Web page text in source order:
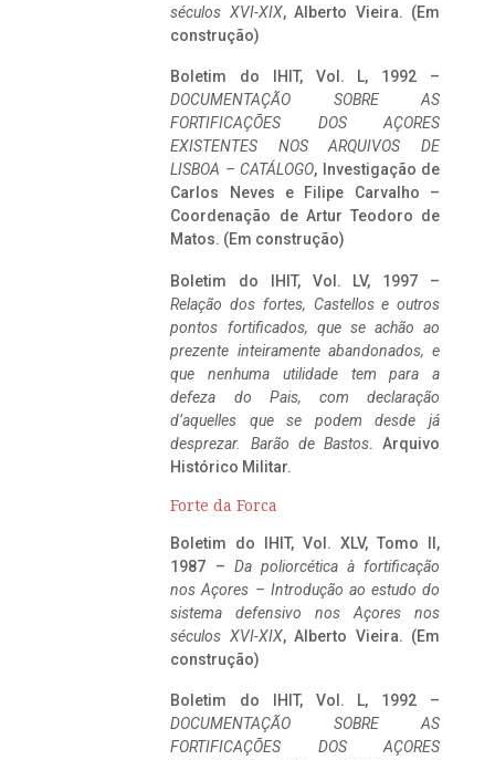
séculos XVI-XIX, Alberto Vieira. (Em
construção)
Boletim do IHIT, Vol. L, 1992 –
DOCUMENTAÇÃO SOBRE AS
FORTIFICAÇÕES DOS AÇORES
EXISTENTES NOS ARQUIVOS DE
LISBOA – CATÁLOGO, Investigação de
Carlos Neves e Filipe Carvalho –
Coordenação de Artur Teodoro de
Matos. (Em construção)
Boletim do IHIT, Vol. LV, 1997 –
Relação dos fortes, Castellos e outros
pontos fortificados, que se achão ao
prezente inteiramente abandonados, e
que nenhuma utilidade tem para a
defeza do Pais, com declaração
d’aquelles que se podem desde já
desprezar. Barão de Bastos. Arquivo
Histórico Militar.
Forte da Forca
Boletim do IHIT, Vol. XLV, Tomo II,
1987 – Da poliorcética à fortificação
nos Açores – Introdução ao estudo do
sistema defensivo nos Açores nos
séculos XVI-XIX, Alberto Vieira. (Em
construção)
Boletim do IHIT, Vol. L, 1992 –
DOCUMENTAÇÃO SOBRE AS
FORTIFICAÇÕES DOS AÇORES